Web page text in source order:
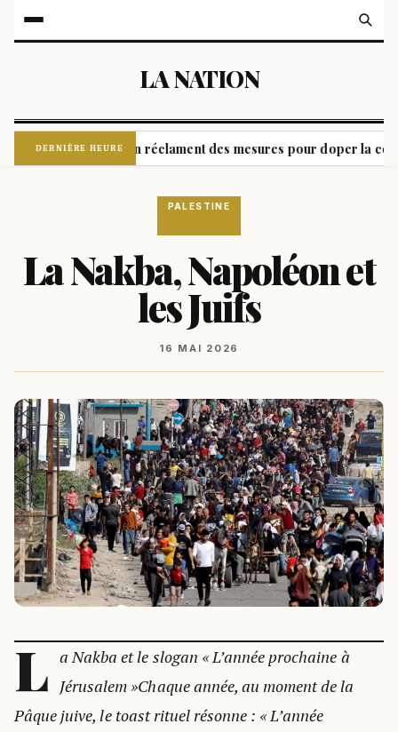
LA NATION
DERNIÈRE HEURE
de Volkswagen réclament des mesures pour doper la
PALESTINE
La Nakba, Napoléon et
les Juifs
16 MAI 2026
L a Nakba et le slogan « L’année prochaine à
Jérusalem »Chaque année, au moment de la
Pâque juive, le toast rituel résonne : « L’année